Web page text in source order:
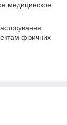
медицинское
фізичних